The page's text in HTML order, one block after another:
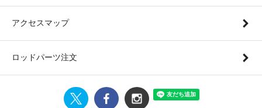
アクセスマップ
ロッドパーツ注文